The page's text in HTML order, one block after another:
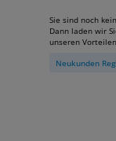
Sie sind noch
Dann laden wir
unseren
Neukunden